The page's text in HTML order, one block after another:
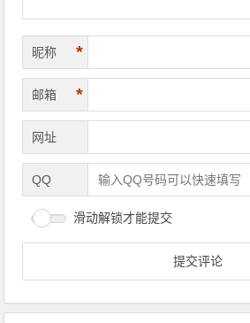
昵称 *
邮箱 *
网址
QQ
滑动解锁才能提交